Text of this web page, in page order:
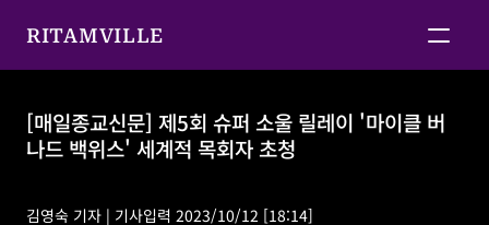
RITAMVILLE
[매일종교신문] 제5회 슈퍼 소울 릴레이 '마이클 버
나드 백위스' 세계적 목회자 초청
김영숙 기자 | 기사입력 2023/10/12 [18:14]